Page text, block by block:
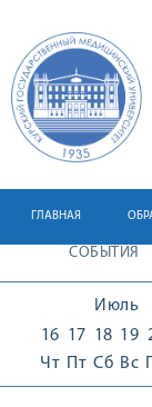
ГЛАВНАЯ
СОБЫТИЯ
Июль
16
Чт
17
Пт
18
Сб
19
Вс